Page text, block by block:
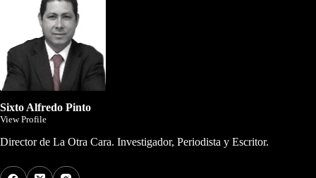
Sixto Alfredo Pinto
View Profile
Director de La Otra Cara. Investigador, Periodista y Escritor.